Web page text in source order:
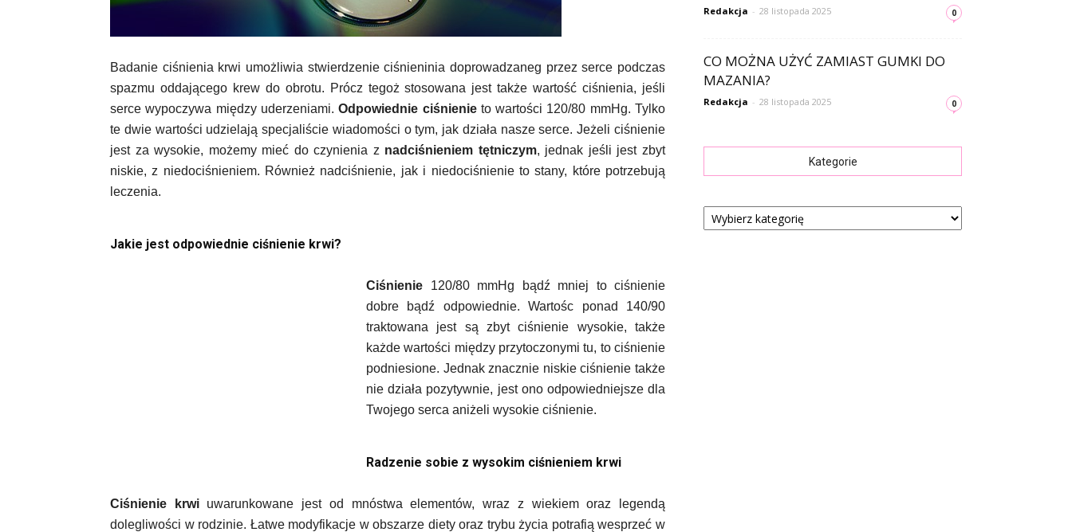
Badanie ciśnienia krwi umożliwia stwierdzenie ciśnieninia doprowadzaneg przez serce podczas
spazmu oddającego krew do obrotu. Prócz tegoż stosowana jest także wartość ciśnienia, jeśli
serce wypoczywa między uderzeniami. Odpowiednie ciśnienieto wartości 120/80 mmHg. Tylko
te dwie wartości udzielają specjaliście wiadomości o tym, jak działa nasze serce. Jeżeli ciśnienie
jest za wysokie, możemy mieć do czynienia z nadciśnieniem tętniczym, jednak jeśli jest zbyt
niskie, z niedociśnieniem. Również nadciśnienie, jak i niedociśnienie to stany, które potrzebują
leczenia.
Jakie jest odpowiednie ciśnienie krwi?
Ciśnienie 120/80 mmHg bądź mniej to ciśnienie
dobre bądź odpowiednie. Wartośc ponad 140/90
traktowana jest są zbyt ciśnienie wysokie, także
każde wartości między przytoczonymi tu, to ciśnienie
podniesione. Jednak znacznie niskie ciśnienie także
nie działa pozytywnie, jest ono odpowiedniejsze dla
Twojego serca aniżeli wysokie ciśnienie.
Radzenie sobie z wysokim ciśnieniem krwi
Ciśnienie krwiuwarunkowane jest od mnóstwa elementów, wraz z wiekiem oraz legendą
dolegliwości w rodzinie. Łatwe modyfikacje w obszarze diety oraz trybu życia potrafią wesprzeć w
Redakcja - 28 listopada 2025 0
CO MOŻNA UŻYĆ ZAMIAST GUMKI DO
MAZANIA?
Redakcja - 28 listopada 2025 0
Kategorie
Kategorie